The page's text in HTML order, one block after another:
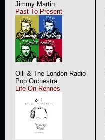
Jimmy Martin:
Past To Present
Olli & The London Radio
Pop Orchestra:
Life On Rennes